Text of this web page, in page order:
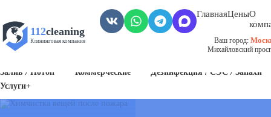
112cleaning
Клининговая компания
ГлавнаяЦеныО
Ваш город:
Михайловский
Залив / Потоп
Коммерческие
Дезинфекция / СЭС / Запахи
Услуги+